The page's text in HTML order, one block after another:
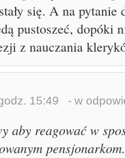
się. A na pytanie
pustoszeć, dopóki
z nauczania
15:49 - w
aby reagować w
pensjonarkom.